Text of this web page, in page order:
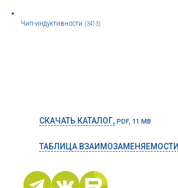
Чип-индуктивности (3413)
СКАЧАТЬ КАТАЛОГ, PDF, 11 MB
ТАБЛИЦА ВЗАИМОЗАМЕНЯЕМОСТИ